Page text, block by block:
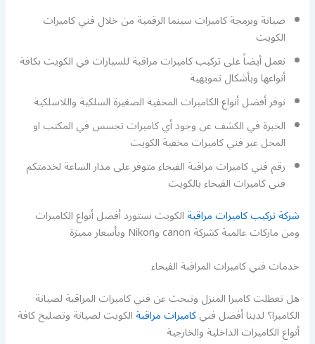
صيانة وبرمجة كاميرات سينما الرقمية من خلال فني كاميرات
الكويت
نعمل أيضاً على تركيب كاميرات مراقبة للسيارات في الكويت بكافة
أنواعها وبأشكال تمويهية
نوفر أفضل أنواع الكاميرات المخفية الصغيرة السلكية واللاسلكية
الخبرة في الكشف عن وجود أي كاميرات تجسس في المكتب او
المحل عبر فني كاميرات مخفية الكويت
رقم فني كاميرات مراقبة الفيحاء متوفر على مدار الساعة لخدمتكم
فني كاميرات الفيحاء بالكويت
شركة تركيب كاميرات مراقبةالكويت نستورد أفضل أنواع الكاميرات
ومن ماركات عالمية كشركة canon وNikon وبأسعار مميزة
خدمات فني كاميرات المراقبة الفيحاء
هل تعطلت كاميرا المنزل وتبحث عن فني كاميرات المراقبة لصيانة
الكاميرا؟ لدينا أفضل فنيكاميرات مراقبةالكويت لصيانة وتصليح كافة
أنواع الكاميرات الداخلية والخارجية